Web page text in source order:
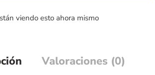
viendo esto ahora mismo
Valoraciones (0)